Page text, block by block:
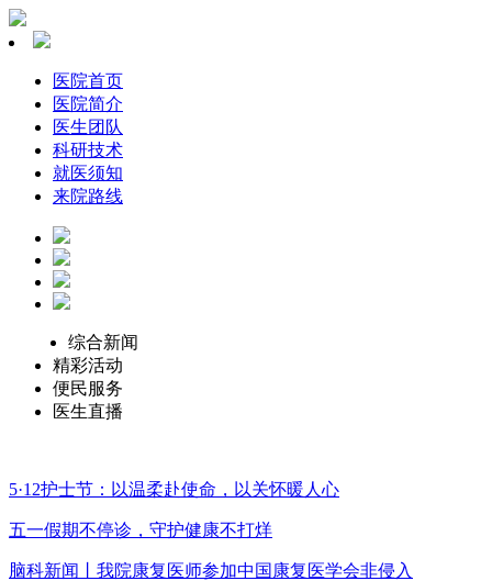
医院首页
医院简介
医生团队
科研技术
就医须知
来院路线
综合新闻
精彩活动
便民服务
医生直播
5·12护士节：以温柔赴使命，以关怀暖人心
五一假期不停诊，守护健康不打烊
脑科新闻丨我院康复医师参加中国康复医学会非侵入